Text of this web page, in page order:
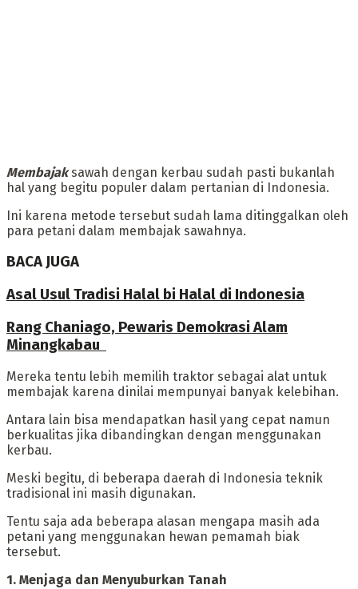
Membajaksawah dengan kerbau sudah pasti bukanlah
hal yang begitu populer dalam pertanian di Indonesia.
Ini karena metode tersebut sudah lama ditinggalkan oleh
para petani dalam membajak sawahnya.
BACA JUGA
Asal Usul Tradisi Halal bi Halal di Indonesia
Rang Chaniago, Pewaris Demokrasi Alam
Minangkabau ‎
‎Mereka tentu lebih memilih traktor sebagai alat untuk
membajak karena dinilai mempunyai banyak kelebihan.
Antara lain bisa mendapatkan hasil yang cepat namun
berkualitas jika dibandingkan dengan menggunakan
kerbau.
‎Meski begitu, di beberapa daerah di Indonesia teknik
tradisional ini masih digunakan.
Tentu saja ada beberapa alasan mengapa masih ada
petani yang menggunakan hewan pemamah biak
tersebut.
‎1. Menjaga dan Menyuburkan Tanah